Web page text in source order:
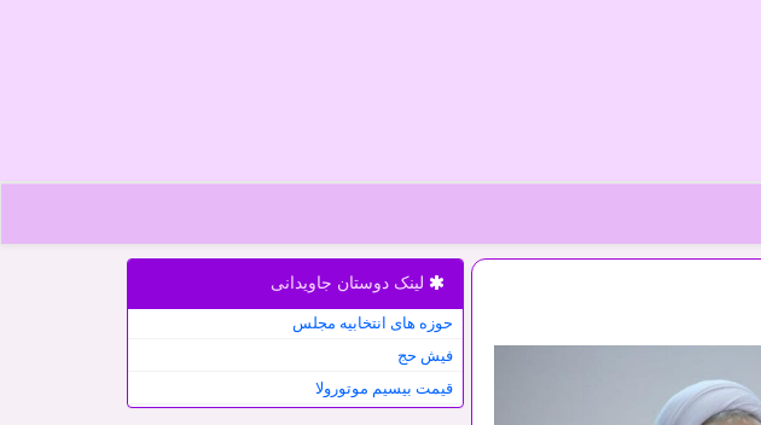
لینک دوستان جاویدانی
حوزه های انتخابیه مجلس
فیش حج
قیمت بیسیم موتورولا